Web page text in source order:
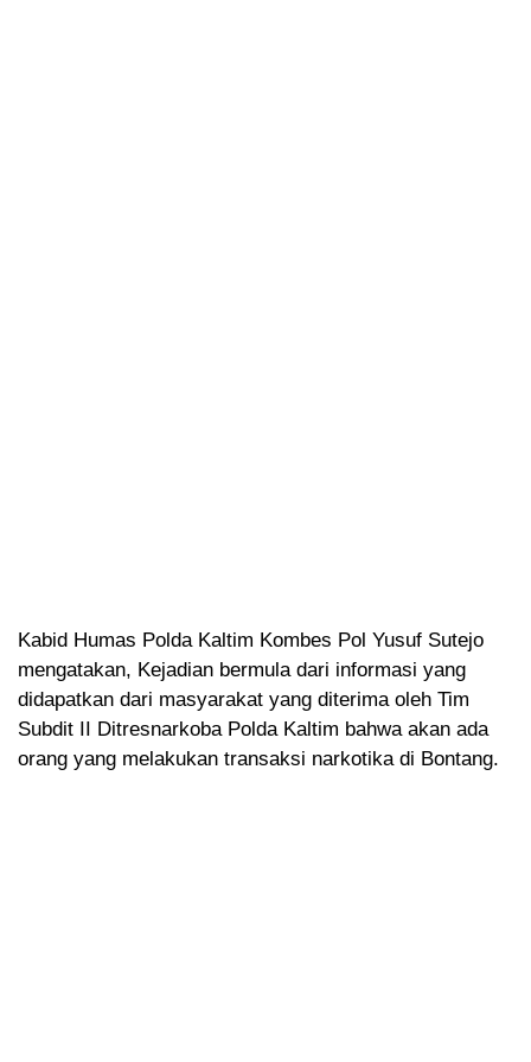
Kabid Humas Polda Kaltim Kombes Pol Yusuf Sutejo
mengatakan, Kejadian bermula dari informasi yang
didapatkan dari masyarakat yang diterima oleh Tim
Subdit II Ditresnarkoba Polda Kaltim bahwa akan ada
orang yang melakukan transaksi narkotika di Bontang.